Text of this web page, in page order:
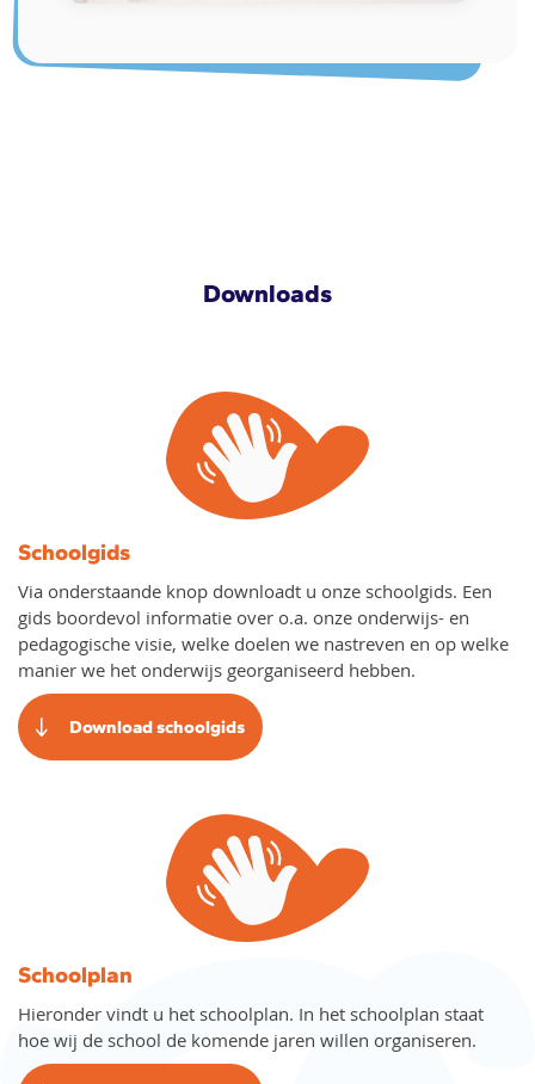
Downloads
Schoolgids
Via onderstaande knop downloadt u onze schoolgids. Een
gids boordevol informatie over o.a. onze onderwijs- en
pedagogische visie, welke doelen we nastreven en op welke
manier we het onderwijs georganiseerd hebben.
Download schoolgids
Schoolplan
Hieronder vindt u het schoolplan. In het schoolplan staat
hoe wij de school de komende jaren willen organiseren.